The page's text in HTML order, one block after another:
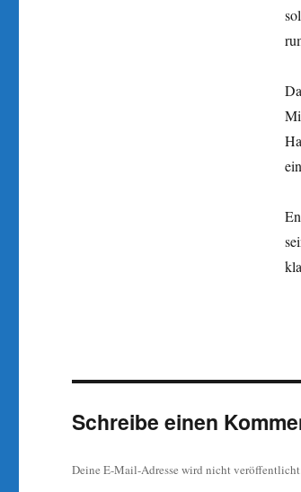
Schreibe einen
Deine E-Mail-Adresse wird nicht